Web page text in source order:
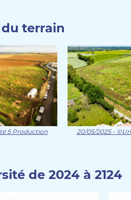
du terrain
5 Production 20/05/2025 -
de 2024 à 2124